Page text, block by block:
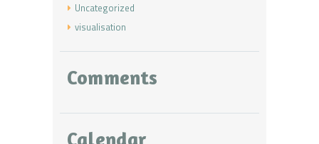
Uncategorized
visualisation
Comments
Calendar